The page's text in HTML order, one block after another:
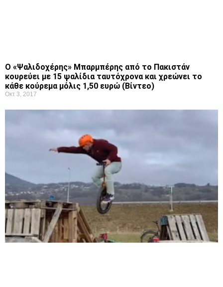
Ο «Ψαλιδοχέρης» Μπαρμπέρης από το Πακιστάν
κουρεύει με 15 ψαλίδια ταυτόχρονα και χρεώνει το
κάθε κούρεμα μόλις 1,50 ευρώ (Βίντεο)
Οκτ 3, 2017